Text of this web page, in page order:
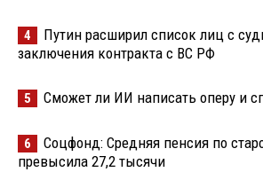
4
Путин расширил список лиц с
заключения контракта с ВС РФ
5 Сможет ли ИИ написать оперу и
6
Соцфонд: Средняя пенсия по
превысила 27,2 тысячи